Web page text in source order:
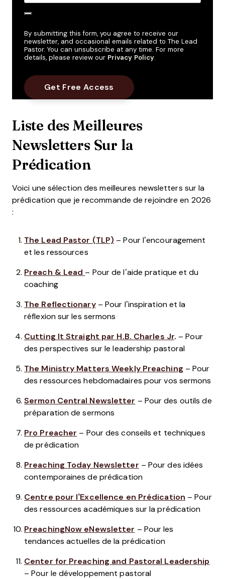
By submitting this form, you agree to receive our
newsletter, and occasional emails related to The Lead
Pastor. You can unsubscribe at any time. For more
details, please review our Privacy Policy.
Liste des Meilleures
Newsletters Sur la
Prédication
Voici une sélection des meilleures newsletters sur la
prédication que je recommande de rejoindre en 2026
:
The Lead Pastor (TLP) – Pour l’encouragement
et les ressources
Preach & Lead – Pour de l’aide pratique et du
coaching
The Reflectionary– Pour l’inspiration et la
réflexion sur les sermons
Cutting It Straight par H.B. Charles Jr. – Pour
des perspectives sur le leadership pastoral
The Ministry Matters Weekly Preaching – Pour
des ressources hebdomadaires pour vos sermons
Sermon Central Newsletter – Pour des outils de
préparation de sermons
Pro Preacher – Pour des conseils et techniques
de prédication
Preaching Today Newsletter – Pour des idées
contemporaines de prédication
Centre pour l’Excellence en Prédication – Pour
des ressources académiques sur la prédication
PreachingNow eNewsletter – Pour les
tendances actuelles de la prédication
Center for Preaching and Pastoral Leadership
– Pour le développement pastoral